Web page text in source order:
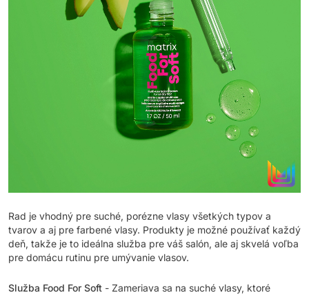
Rad je vhodný pre suché, porézne vlasy všetkých typov a
tvarov a aj pre farbené vlasy. Produkty je možné používať každý
deň, takže je to ideálna služba pre váš salón, ale aj skvelá voľba
pre domácu rutinu pre umývanie vlasov.
Služba Food For Soft - Zameriava sa na suché vlasy, ktoré